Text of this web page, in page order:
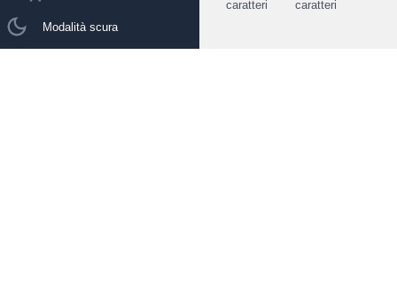
Modalità scura
caratteri
caratteri